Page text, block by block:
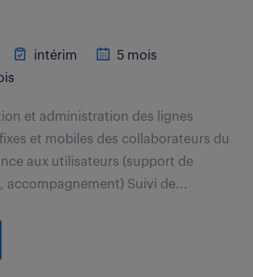
intérim
5 mois
et administration des lignes
et mobiles des collaborateurs du
aux utilisateurs (support de
accompagnement) Suivi de...